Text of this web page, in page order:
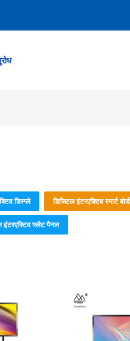
डिस्प्ले डिजिटल इंटरएक्टिव स्मार्ट बोर्ड
इंटरएक्टिव फ्लैट पैनल